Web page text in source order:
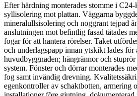
Efter härdning monterades stomme i
syllisolering mot plattan. Väggarna
mineralullsisolering och noggrant tejpad
anslutningen mot befintlig fasad tätades
fogar för att hantera rörelser. Taket
och underlagspapp innan ytskikt lades för
huvudbyggnaden; hängrännor och
system. Fönster och dörrar monterades
fog samt invändig drevning.
egenkontroller av schaktbotten, armering